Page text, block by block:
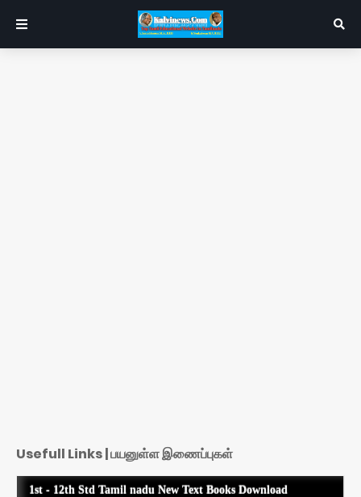
Usefull Links | பயனுள்ள இணைப்புகள்
1st - 12th Std Tamil nadu New Text Books Download